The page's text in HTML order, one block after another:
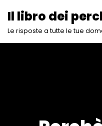
Vai
Il libro dei
Le risposte a tutte le tue